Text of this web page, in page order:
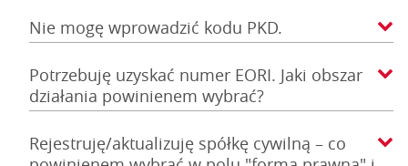
Nie mogę wprowadzić kodu PKD.
Potrzebuję uzyskać numer EORI. Jaki obszar
działania powinienem wybrać?
Rejestruję/aktualizuję spółkę cywilną – co